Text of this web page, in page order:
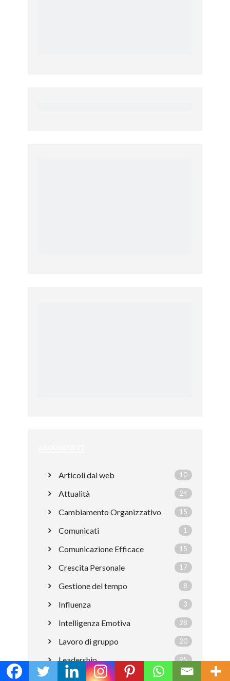
Articoli dal web 10
Attualità 24
Cambiamento Organizzativo 15
Comunicati 1
Comunicazione Efficace 15
Crescita Personale 17
Gestione del tempo 8
Influenza 3
Intelligenza Emotiva 28
Lavoro di gruppo 20
Leadership 95